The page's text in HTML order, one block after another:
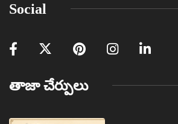
Social
తాజా చేర్పులు